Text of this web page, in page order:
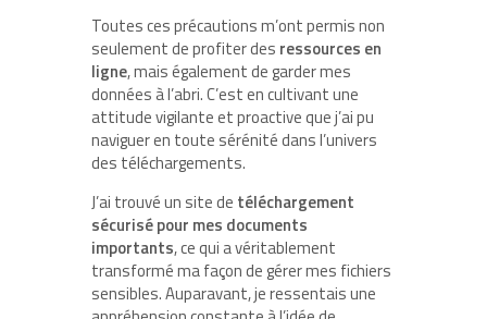
Toutes ces précautions m’ont permis non
seulement de profiter des ressources en
ligne, mais également de garder mes
données à l’abri. C’est en cultivant une
attitude vigilante et proactive que j’ai pu
naviguer en toute sérénité dans l’univers
des téléchargements.
J’ai trouvé un site de téléchargement
sécurisé pour mes documents
importants, ce qui a véritablement
transformé ma façon de gérer mes fichiers
sensibles. Auparavant, je ressentais une